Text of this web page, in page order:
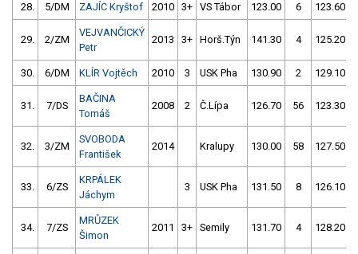
28. 5/DM ZAJÍC Kryštof 2010 3+ VS Tábor 123.00 6 123.60
29. 2/ZM
VEJVANČICKÝ
Petr
2013 3+ Horš.Týn 141.30 4 125.20
30. 6/DM KLÍR Vojtěch 2010 3 USK Pha 130.90 2 129.10
31. 7/DS
BAČINA
Tomáš
2008 2 Č.Lípa 126.70 56 123.30
32. 3/ZM
SVOBODA
František
2014 Kralupy 130.00 58 127.50
33. 6/ZS
KRPÁLEK
Jáchym
3 USK Pha 131.50 8 126.10
34. 7/ZS
MRŮZEK
Šimon
2011 3+ Semily 131.70 4 128.20